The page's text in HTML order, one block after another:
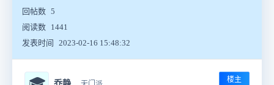
回帖数 5
阅读数 1441
发表时间
2023-02-16 15:48:32
楼主